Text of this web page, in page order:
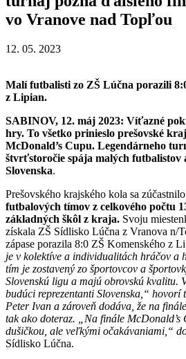
vo Vranove nad Topľou
12. 05. 2023
Malí futbalisti zo ZŠ Lúčna porazili
z Lipian.
SABINOV, 12. máj 2023: Víťazné
hry. To všetko prinieslo prešovské
McDonald’s Cupu. Legendárneho
štvrťstoročie spája malých futbalistov
Slovenska.
Prešovského krajského kola sa zúčastnilo
futbalových tímov z celkového počtu
základných škôl z kraja. Svoju
získala ZŠ Sídlisko Lúčna z Vranova n/
zápase porazila 8:0 ZŠ Komenského z
je v kolektíve a individualitách hráčov a
tím je zostavený zo športovcov a
Slovenskú ligu a majú obrovskú kvalitu.
budúci reprezentanti Slovenska,“ hovorí
Peter Ivan a zároveň dodáva, že na
tak ako doteraz. „Na finále McDonald’s
dušičkou, ale veľkými očakávaniami,“
Sídlisko Lúčna.